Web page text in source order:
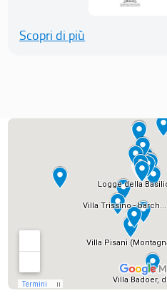
Scopri di più